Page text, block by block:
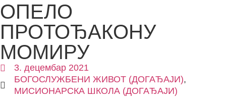
ОПЕЛО
ПРОТОЂАКОНУ
МОМИРУ
3. децембар 2021
БОГОСЛУЖБЕНИ ЖИВОТ (ДОГАЂАЈИ),
МИСИОНАРСКА ШКОЛА (ДОГАЂАЈИ)